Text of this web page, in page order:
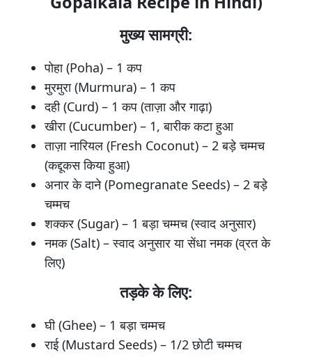
मुख्य सामग्री:
पोहा (Poha) – 1 कप
मुरमुरा (Murmura) – 1 कप
दही (Curd) – 1 कप (ताज़ा और गाढ़ा)
खीरा (Cucumber) – 1, बारीक कटा हुआ
ताज़ा नारियल (Fresh Coconut) – 2 बड़े चम्मच
(कद्दूकस किया हुआ)
अनार के दाने (Pomegranate Seeds) – 2 बड़े
चम्मच
शक्कर (Sugar) – 1 बड़ा चम्मच (स्वाद अनुसार)
नमक (Salt) – स्वाद अनुसार या सेंधा नमक (व्रत के
लिए)
तड़के के लिए:
घी (Ghee) – 1 बड़ा चम्मच
राई (Mustard Seeds) – 1/2 छोटी चम्मच